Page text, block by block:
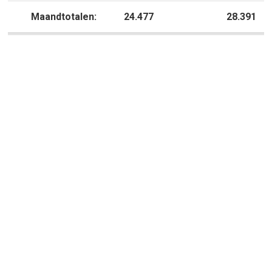
Maandtotalen: 24.477 28.391